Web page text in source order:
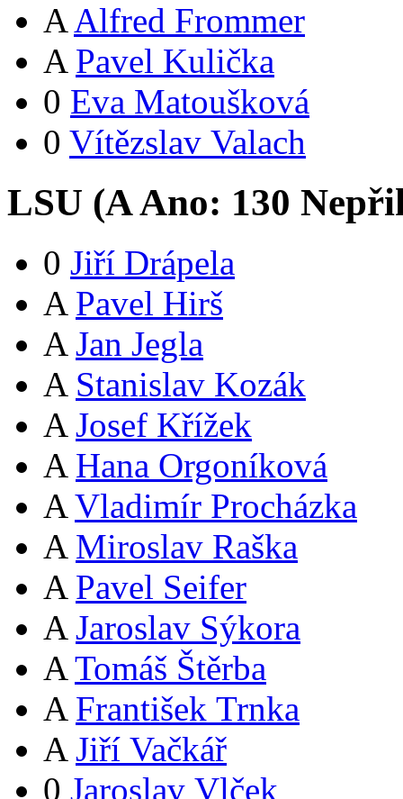
A Alfred Frommer
A Pavel Kulička
0 Eva Matoušková
0 Vítězslav Valach
LSU (AAno: 130
0 Jiří Drápela
A Pavel Hirš
A Jan Jegla
A Stanislav Kozák
A Josef Křížek
A Hana Orgoníková
A Vladimír Procházka
A Miroslav Raška
A Pavel Seifer
A Jaroslav Sýkora
A Tomáš Štěrba
A František Trnka
A Jiří Vačkář
0 Jaroslav Vlček